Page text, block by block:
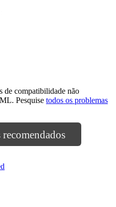
de compatibilidade não
Pesquise todos os problemas